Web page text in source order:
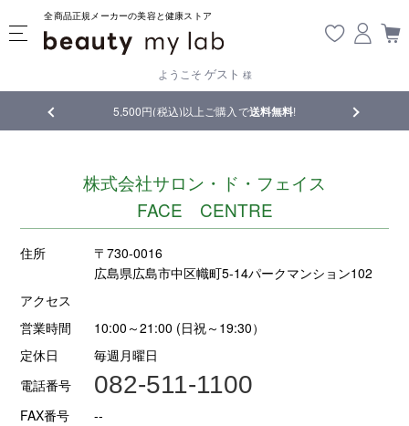
全商品正規メーカーの美容と健康ストア
ようこそ ゲスト 様
5,500円(税込)以上ご購入で送料無料! 【重要】
株式会社サロン・ド・フェイス
FACE CENTRE
住所
〒730-0016
広島県広島市中区幟町5-14パークマンション102
アクセス
営業時間
10:00～21:00 (日祝～19:30）
定休日
毎週月曜日
電話番号
082-511-1100
FAX番号
--